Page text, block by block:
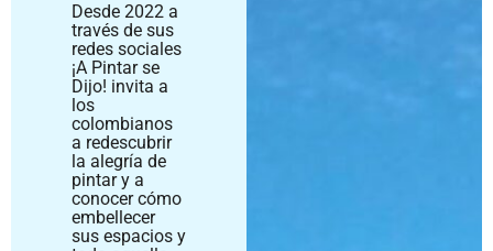
Desde 2022 a
través de sus
redes sociales
¡A Pintar se
Dijo! invita a
los
colombianos
a redescubrir
la alegría de
pintar y a
conocer cómo
embellecer
sus espacios y